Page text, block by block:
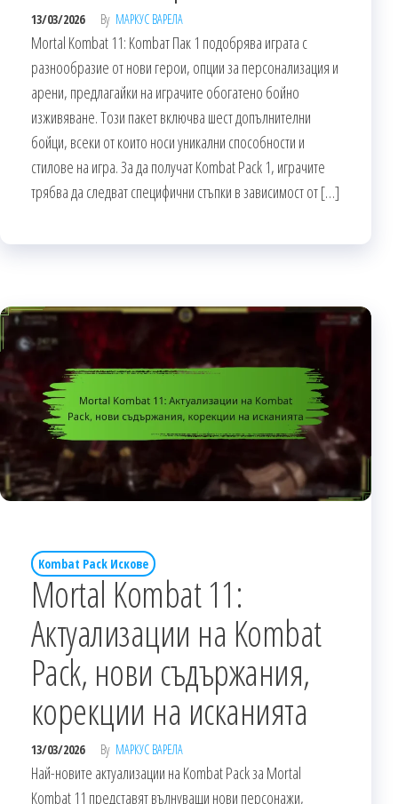
13/03/2026 By МАРКУС ВАРЕЛА
Mortal Kombat 11: Kombат Пак 1 подобрява играта с
разнообразие от нови герои, опции за персонализация и
арени, предлагайки на играчите обогатено бойно
изживяване. Този пакет включва шест допълнителни
бойци, всеки от които носи уникални способности и
стилове на игра. За да получат Kombat Pack 1, играчите
трябва да следват специфични стъпки в зависимост от […]
Kombat Pack Искове
Mortal Kombat 11:
Актуализации на Kombat
Pack, нови съдържания,
корекции на исканията
13/03/2026 By МАРКУС ВАРЕЛА
Най-новите актуализации на Kombat Pack за Mortal
Kombat 11 представят вълнуващи нови персонажи,